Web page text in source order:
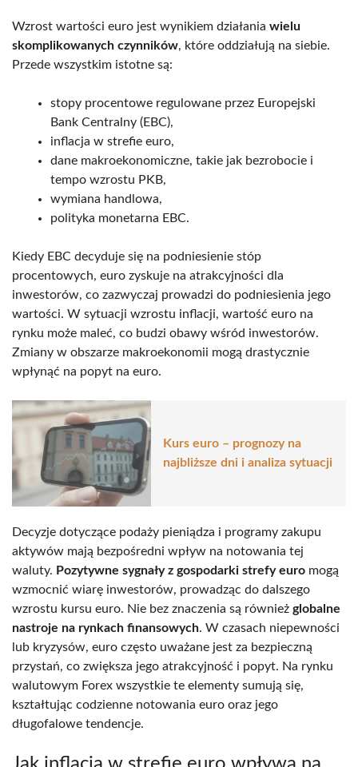
Wzrost wartości euro jest wynikiem działania wielu
skomplikowanych czynników, które oddziałują na siebie.
Przede wszystkim istotne są:
stopy procentowe regulowane przez Europejski
Bank Centralny (EBC),
inflacja w strefie euro,
dane makroekonomiczne, takie jak bezrobocie i
tempo wzrostu PKB,
wymiana handlowa,
polityka monetarna EBC.
Kiedy EBC decyduje się na podniesienie stóp
procentowych, euro zyskuje na atrakcyjności dla
inwestorów, co zazwyczaj prowadzi do podniesienia jego
wartości. W sytuacji wzrostu inflacji, wartość euro na
rynku może maleć, co budzi obawy wśród inwestorów.
Zmiany w obszarze makroekonomii mogą drastycznie
wpłynąć na popyt na euro.
Kurs euro – prognozy na
najbliższe dni i analiza sytuacji
Decyzje dotyczące podaży pieniądza i programy zakupu
aktywów mają bezpośredni wpływ na notowania tej
waluty. Pozytywne sygnały z gospodarki strefy euro mogą
wzmocnić wiarę inwestorów, prowadząc do dalszego
wzrostu kursu euro. Nie bez znaczenia są również globalne
nastroje na rynkach finansowych. W czasach niepewności
lub kryzysów, euro często uważane jest za bezpieczną
przystań, co zwiększa jego atrakcyjność i popyt. Na rynku
walutowym Forex wszystkie te elementy sumują się,
kształtując codzienne notowania euro oraz jego
długofalowe tendencje.